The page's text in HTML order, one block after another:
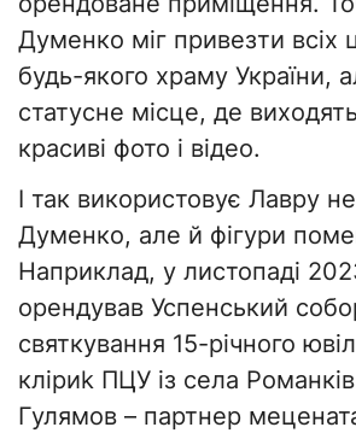
Думенко міг привезти всіх
будь-якого храму України,
статусне місце, де
красиві фото і відео.
І так використовує Лавру
Думенко, але й фігури
Наприклад, у листопаді
орендував Успенський
святкування 15-річного
кліриk ПЦУ із села
Гулямов – партнер